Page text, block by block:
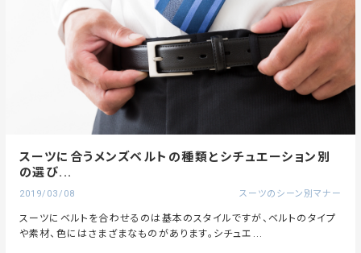
スーツに合うメンズベルトの種類とシチュエーション別
の選び...
2019/03/08 スーツのシーン別マナー
スーツにベルトを合わせるのは基本のスタイルですが、ベルトのタイプ
や素材、色にはさまざまなものがあります。シチュエ...